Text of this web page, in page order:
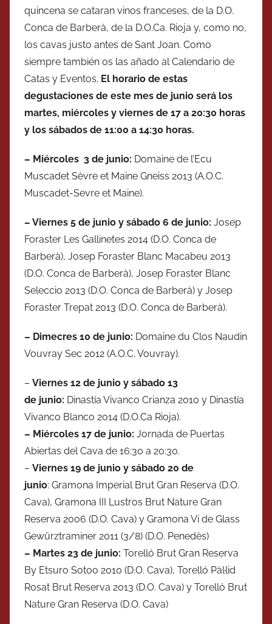
quincena se cataran vinos franceses, de la D.O.
Conca de Barberà, de la D.O.Ca. Rioja y, como no,
los cavas justo antes de Sant Joan. Como
siempre también os las añado al Calendario de
Catas y Eventos. El horario de estas
degustaciones de este mes de junio será los
martes, miércoles y viernes de 17 a 20:30 horas
y los sábados de 11:00 a 14:30 horas.
– Miércoles 3 de junio: Domaine de l’Ecu
Muscadet Sèvre et Maine Gneiss 2013 (A.O.C.
Muscadet-Sevre et Maine).
– Viernes 5 de junio y sábado 6 de junio: Josep
Foraster Les Gallinetes 2014 (D.O. Conca de
Barberà), Josep Foraster Blanc Macabeu 2013
(D.O. Conca de Barberà), Josep Foraster Blanc
Seleccio 2013 (D.O. Conca de Barberà) y Josep
Foraster Trepat 2013 (D.O. Conca de Barberà).
– Dimecres 10 de junio: Domaine du Clos Naudin
Vouvray Sec 2012 (A.O.C. Vouvray).
– Viernes 12 de junio y sábado 13
de junio: Dinastía Vivanco Crianza 2010 y Dinastía
Vivanco Blanco 2014 (D.O.Ca Rioja).
– Miércoles 17 de junio: Jornada de Puertas
Abiertas del Cava de 16:30 a 20:30.
– Viernes 19 de junio y sábado 20 de
junio: Gramona Imperial Brut Gran Reserva (D.O.
Cava), Gramona III Lustros Brut Nature Gran
Reserva 2006 (D.O. Cava) y Gramona Vi de Glass
Gewürztraminer 2011 (3/8) (D.O. Penedès)
– Martes 23 de junio: Torelló Brut Gran Reserva
By Etsuro Sotoo 2010 (D.O. Cava), Torelló Pàl·lid
Rosat Brut Reserva 2013 (D.O. Cava) y Torelló Brut
Nature Gran Reserva (D.O. Cava)